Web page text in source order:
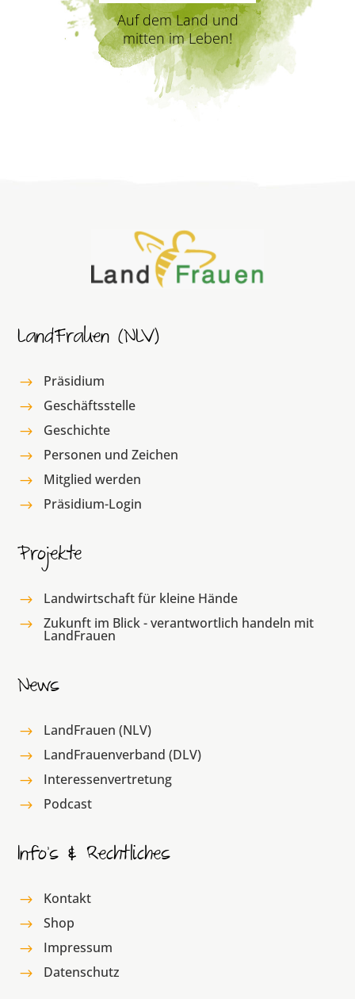
Auf dem Land und
mitten im Leben!
LandFrauen (NLV)
$ Präsidium
$ Geschäftsstelle
$ Geschichte
$ Personen und Zeichen
$ Mitglied werden
$ Präsidium-Login
Projekte
$ Landwirtschaft für kleine Hände
$ Zukunft im Blick - verantwortlich handeln mit
LandFrauen
News
$ LandFrauen (NLV)
$ LandFrauenverband (DLV)
$ Interessenvertretung
$ Podcast
Info’s & Rechtliches
$ Kontakt
$ Shop
$ Impressum
$ Datenschutz